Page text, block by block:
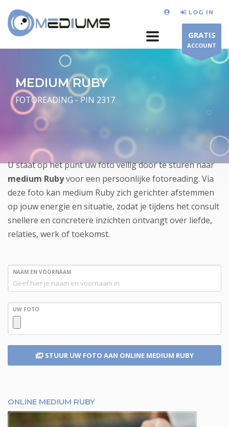
LOG IN
GRATIS
ACCOUNT
MEDIUM RUBY
FOTOREADING - PIN 2317
U staat op het punt uw foto veilig door te sturen naar
medium Rubyvoor een persoonlijke fotoreading. Via
deze foto kan medium Ruby zich gerichter afstemmen
op jouw energie en situatie, zodat je tijdens het consult
snellere en concretere inzichten ontvangt over liefde,
relaties, werk of toekomst.
NAAM EN VOORNAAM
UW FOTO
STUUR UW FOTO AAN ONLINE MEDIUM RUBY
ONLINE MEDIUM RUBY